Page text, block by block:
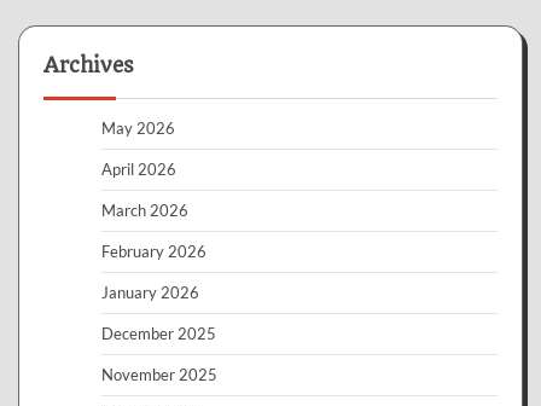
Archives
May 2026
April 2026
March 2026
February 2026
January 2026
December 2025
November 2025